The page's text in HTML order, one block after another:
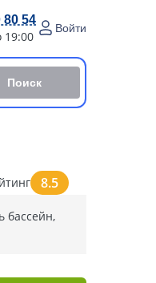
80 54
19:00
Войти
Поиск
8.5
бассейн,